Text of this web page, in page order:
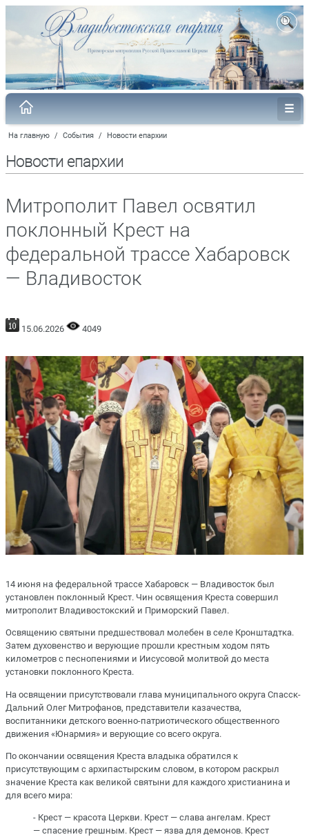
На главную / События / Новости епархии
Новости епархии
Митрополит Павел освятил
поклонный Крест на
федеральной трассе Хабаровск
— Владивосток
15.06.2026 4049
14 июня на федеральной трассе Хабаровск — Владивосток был
установлен поклонный Крест. Чин освящения Креста совершил
митрополит Владивостокский и Приморский Павел.
Освящению святыни предшествовал молебен в селе Кронштадтка.
Затем духовенство и верующие прошли крестным ходом пять
километров с песнопениями и Иисусовой молитвой до места
установки поклонного Креста.
На освящении присутствовали глава муниципального округа Спасск-
Дальний Олег Митрофанов, представители казачества,
воспитанники детского военно-патриотического общественного
движения «Юнармия» и верующие со всего округа.
По окончании освящения Креста владыка обратился к
присутствующим с архипастырским словом, в котором раскрыл
значение Креста как великой святыни для каждого христианина и
для всего мира:
- Крест — красота Церкви. Крест — слава ангелам. Крест
— спасение грешным. Крест — язва для демонов. Крест